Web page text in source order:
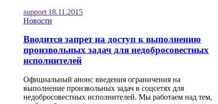
support 18.11.2015
Новости
Вводится запрет на доступ к выполнению
произвольных задач для недобросовестных
исполнителей
Официальный анонс введения ограничения на
выполнение произвольных задач в соцсетях для
недобросовестных исполнителей. Мы работаем над тем,